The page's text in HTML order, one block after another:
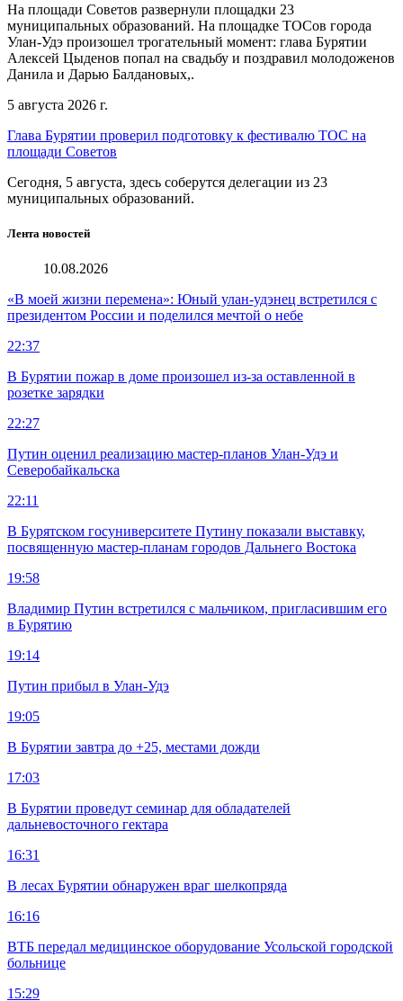
На площади Советов развернули площадки 23
муниципальных образований. На площадке ТОСов города
Улан-Удэ произошел трогательный момент: глава Бурятии
Алексей Цыденов попал на свадьбу и поздравил молодоженов
Данила и Дарью Балдановых,.
5 августа 2026 г.
Глава Бурятии проверил подготовку к фестивалю ТОС на
площади Советов
Сегодня, 5 августа, здесь соберутся делегации из 23
муниципальных образований.
Лента новостей
10.08.2026
«В моей жизни перемена»: Юный улан-удэнец встретился с
президентом России и поделился мечтой о небе
22:37
В Бурятии пожар в доме произошел из-за оставленной в
розетке зарядки
22:27
Путин оценил реализацию мастер-планов Улан-Удэ и
Северобайкальска
22:11
В Бурятском госуниверситете Путину показали выставку,
посвященную мастер-планам городов Дальнего Востока
19:58
Владимир Путин встретился с мальчиком, пригласившим его
в Бурятию
19:14
Путин прибыл в Улан-Удэ
19:05
В Бурятии завтра до +25, местами дожди
17:03
В Бурятии проведут семинар для обладателей
дальневосточного гектара
16:31
В лесах Бурятии обнаружен враг шелкопряда
16:16
ВТБ передал медицинское оборудование Усольской городской
больнице
15:29